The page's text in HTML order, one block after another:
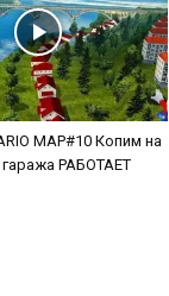
MAP#10 Копим на
РАБОТАЕТ